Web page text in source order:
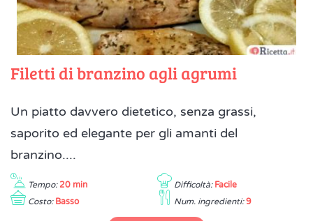
Filetti di branzino agli agrumi
Un piatto davvero dietetico, senza grassi,
saporito ed elegante per gli amanti del
branzino....
Tempo: 20 min Difficoltà: Facile
Costo: Basso Num. ingredienti: 9